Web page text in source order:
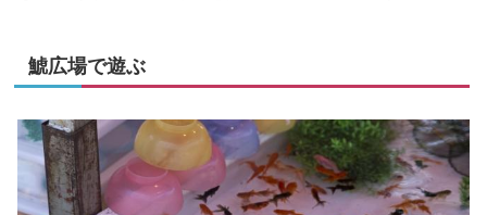
鯱広場で遊ぶ